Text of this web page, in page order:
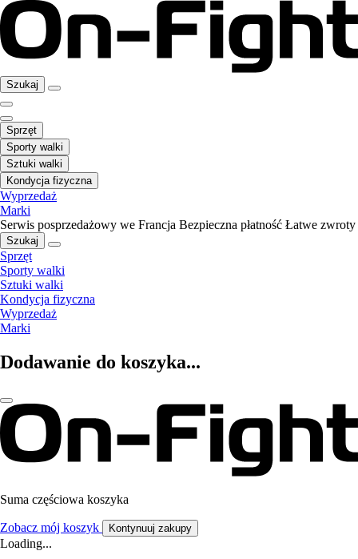
Szukaj
Sprzęt
Sporty walki
Sztuki walki
Kondycja fizyczna
Wyprzedaż
Marki
Serwis posprzedażowy we Francja Bezpieczna płatność Łatwe zwroty
Szukaj
Sprzęt
Sporty walki
Sztuki walki
Kondycja fizyczna
Wyprzedaż
Marki
Dodawanie do koszyka...
Suma częściowa koszyka
Zobacz mój koszyk Kontynuuj zakupy
Loading...